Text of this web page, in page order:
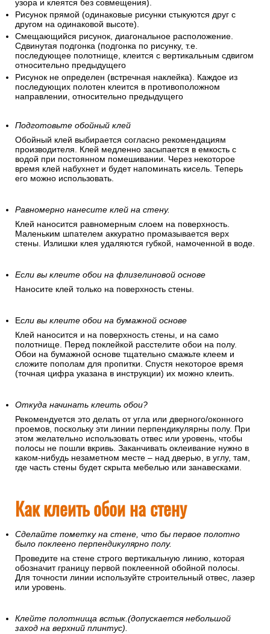
узора и клеятся без совмещения).
Рисунок прямой (одинаковые рисунки стыкуются друг с
другом на одинаковой высоте).
Смещающийся рисунок, диагональное расположение.
Сдвинутая подгонка (подгонка по рисунку, т.е.
последующее полотнище, клеится с вертикальным сдвигом
относительно предыдущего
Рисунок не определен (встречная наклейка). Каждое из
последующих полотен клеится в противоположном
направлении, относительно предыдущего
Подготовьте обойный клей
Обойный клей выбирается согласно рекомендациям
производителя. Клей медленно засыпается в емкость с
водой при постоянном помешивании. Через некоторое
время клей набухнет и будет напоминать кисель. Теперь
его можно использовать.
Равномерно нанесите клей на стену.
Клей наносится равномерным слоем на поверхность.
Маленьким шпателем аккуратно промазывается верх
стены. Излишки клея удаляются губкой, намоченной в воде.
Если вы клеите обои на флизелиновой основе
Наносите клей только на поверхность стены.
Если вы клеите обои на бумажной основе
Клей наносится и на поверхность стены, и на само
полотнище. Перед поклейкой расстелите обои на полу.
Обои на бумажной основе тщательно смажьте клеем и
сложите пополам для пропитки. Спустя некоторое время
(точная цифра указана в инструкции) их можно клеить.
Откуда начинать клеить обои?
Рекомендуется это делать от угла или дверного/оконного
проемов, поскольку эти линии перпендикулярны полу. При
этом желательно использовать отвес или уровень, чтобы
полосы не пошли вкривь. Заканчивать оклеивание нужно в
каком-нибудь незаметном месте – над дверью, в углу, там,
где часть стены будет скрыта мебелью или занавесками.
Как клеить обои на стену
Сделайте пометку на стене, что бы первое полотно
было поклеено перпендикулярно полу.
Проведите на стене строго вертикальную линию, которая
обозначит границу первой поклеенной обойной полосы.
Для точности линии используйте строительный отвес, лазер
или уровень.
Клейте полотнища встык.(допускается небольшой
заход на верхний плинтус).